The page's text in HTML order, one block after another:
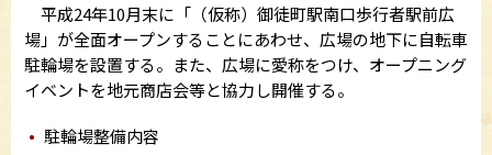
平成24年10月末に「（仮称）御徒町駅南口歩行者駅前広
場」が全面オープンすることにあわせ、広場の地下に自転車
駐輪場を設置する。また、広場に愛称をつけ、オープニング
イベントを地元商店会等と協力し開催する。
駐輪場整備内容